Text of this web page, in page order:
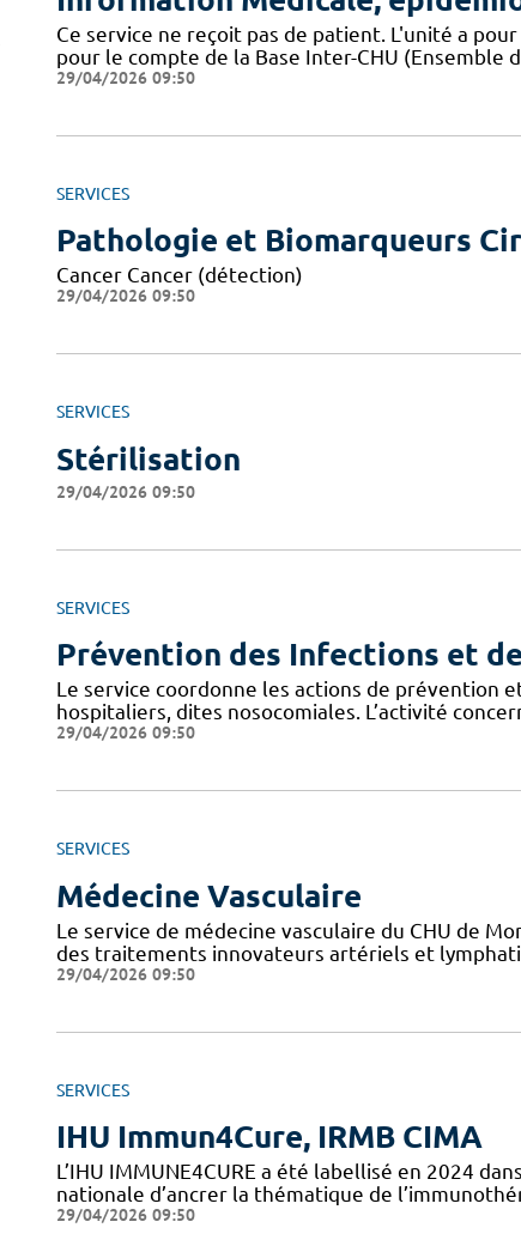
Ce service ne reçoit pas de patient. L'unité a
pour le compte de la Base Inter-CHU (Ensemble
29/04/2026 09:50
SERVICES
Pathologie et Biomarqueurs
Cancer Cancer (détection)
29/04/2026 09:50
SERVICES
Stérilisation
29/04/2026 09:50
SERVICES
Prévention des Infections et
Le service coordonne les actions de prévention
hospitaliers, dites nosocomiales. L’activité
29/04/2026 09:50
SERVICES
Médecine Vasculaire
Le service de médecine vasculaire du CHU de
des traitements innovateurs artériels et
29/04/2026 09:50
SERVICES
IHU Immun4Cure, IRMB CIMA
L’IHU IMMUNE4CURE a été labellisé en 2024
nationale d’ancrer la thématique de
29/04/2026 09:50